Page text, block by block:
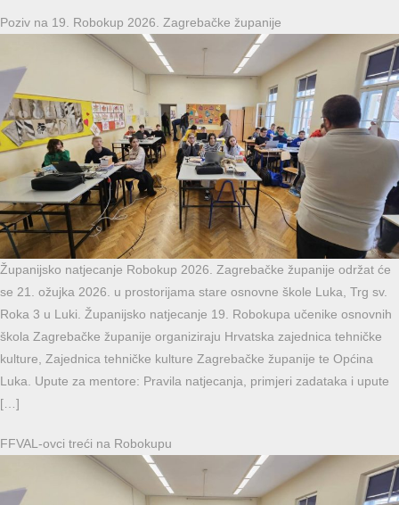
Poziv na 19. Robokup 2026. Zagrebačke županije
Županijsko natjecanje Robokup 2026. Zagrebačke županije održat će
se 21. ožujka 2026. u prostorijama stare osnovne škole Luka, Trg sv.
Roka 3 u Luki. Županijsko natjecanje 19. Robokupa učenike osnovnih
škola Zagrebačke županije organiziraju Hrvatska zajednica tehničke
kulture, Zajednica tehničke kulture Zagrebačke županije te Općina
Luka. Upute za mentore: Pravila natjecanja, primjeri zadataka i upute
[…]
FFVAL-ovci treći na Robokupu